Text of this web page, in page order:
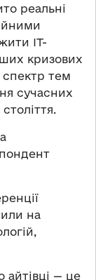
реальні
ІТ-
кризових
тем
сучасних
на
— це